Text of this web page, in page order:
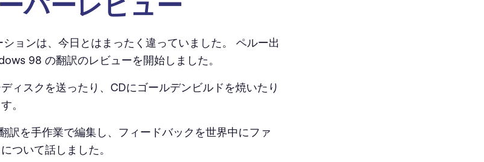
ョンは、今日とはまったく違っていました。 ペルー出
98 の翻訳のレビューを開始しました。
ィスクを送ったり、CDにゴールデンビルドを焼いたり
。
訳を手作業で編集し、フィードバックを世界中にファ
ついて話しました。